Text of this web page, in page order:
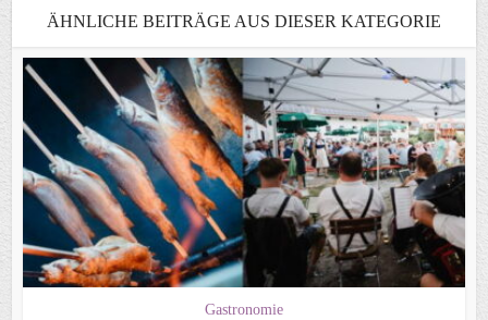
ÄHNLICHE BEITRÄGE AUS DIESER KATEGORIE
Gastronomie